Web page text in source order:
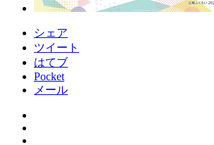
シェア
ツイート
はてブ
Pocket
メール